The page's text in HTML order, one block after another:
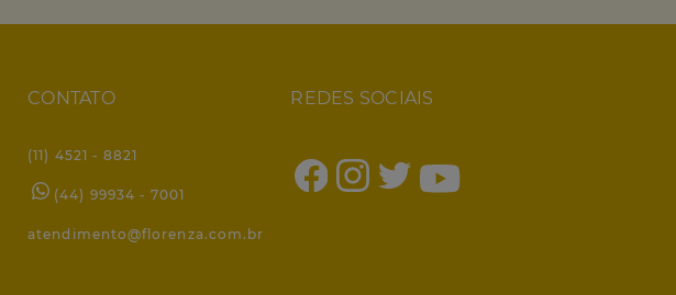
CONTATO
(11) 4521 - 8821
(44) 99934 - 7001
atendimento@florenza.com.br
REDES SOCIAIS